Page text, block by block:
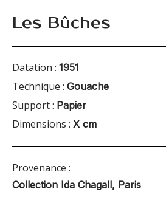
Les Bûches
Datation : 1951
Technique : Gouache
Support : Papier
Dimensions : X cm
Provenance :
Collection Ida Chagall, Paris